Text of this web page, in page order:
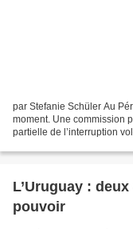
par Stefanie Schüler Au
moment. Une commission
partielle de l’interruption
L’Uruguay :
pouvoir